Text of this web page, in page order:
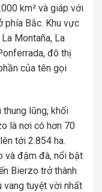
km² và giáp với
phía Bắc. Khu vực
Montaña, La
đô thị
của tên gọi
thung lũng, khối
là nơi có hơn 70
tới 2.854 ha.
và đậm đà, nổi bật
Bierzo trở thành
vang tuyệt vời nhất